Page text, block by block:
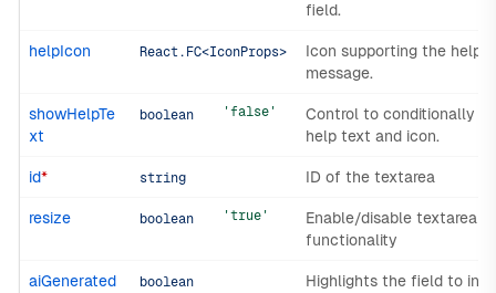
field.
helpIcon React.FC<IconProps>
Icon supporting the help
message.
showHelpTe
xt
boolean 'false'
Control to conditionally
help text and icon.
id* string ID of the textarea
resize boolean 'true'
Enable/disable textarea
functionality
aiGenerated boolean
Highlights the field to